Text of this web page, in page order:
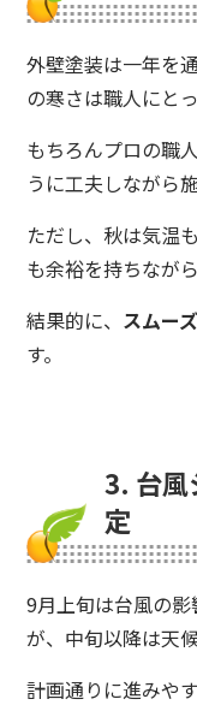
外壁塗装は一年を
の寒さは職人にと
もちろんプロの職
うに工夫しながら
ただし、秋は気温
も余裕を持ちなが
結果的に、 スムー
す。
3. 台風
定
9月上旬は台風の
が、中旬以降は天
計画通りに進みや